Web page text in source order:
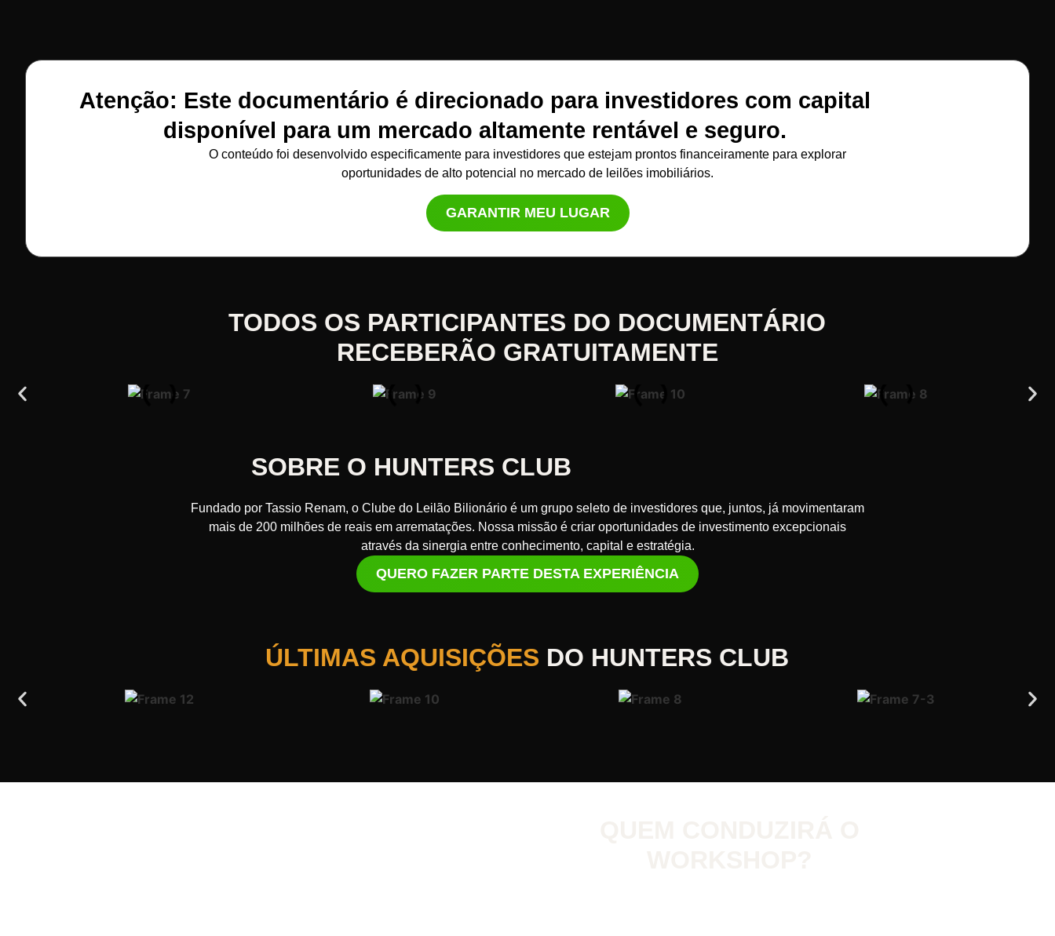
Atenção: Este documentário é direcionado para investidores com capital
disponível para um mercado altamente rentável e seguro.
O conteúdo foi desenvolvido especificamente para investidores que estejam prontos financeiramente para explorar
oportunidades de alto potencial no mercado de leilões imobiliários.
GARANTIR MEU LUGAR
TODOS OS PARTICIPANTES DO DOCUMENTÁRIO
RECEBERÃO GRATUITAMENTE
SOBRE O HUNTERS CLUB
Fundado por Tassio Renam, o Clube do Leilão Bilionário é um grupo seleto de investidores que, juntos, já movimentaram
mais de 200 milhões de reais em arrematações. Nossa missão é criar oportunidades de investimento excepcionais
através da sinergia entre conhecimento, capital e estratégia.
QUERO FAZER PARTE DESTA EXPERIÊNCIA
ÚLTIMAS AQUISIÇÕES DO HUNTERS CLUB